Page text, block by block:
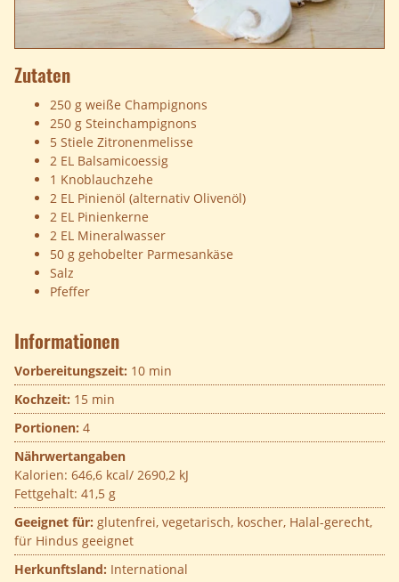
Zutaten
250 g weiße Champignons
250 g Steinchampignons
5 Stiele Zitronenmelisse
2 EL Balsamicoessig
1 Knoblauchzehe
2 EL Pinienöl (alternativ Olivenöl)
2 EL Pinienkerne
2 EL Mineralwasser
50 g gehobelter Parmesankäse
Salz
Pfeffer
Informationen
Vorbereitungszeit: 10 min
Kochzeit: 15 min
Portionen: 4
Nährwertangaben
Kalorien: 646,6 kcal/ 2690,2 kJ
Fettgehalt: 41,5 g
Geeignet für: glutenfrei, vegetarisch, koscher, Halal-gerecht,
für Hindus geeignet
Herkunftsland: International